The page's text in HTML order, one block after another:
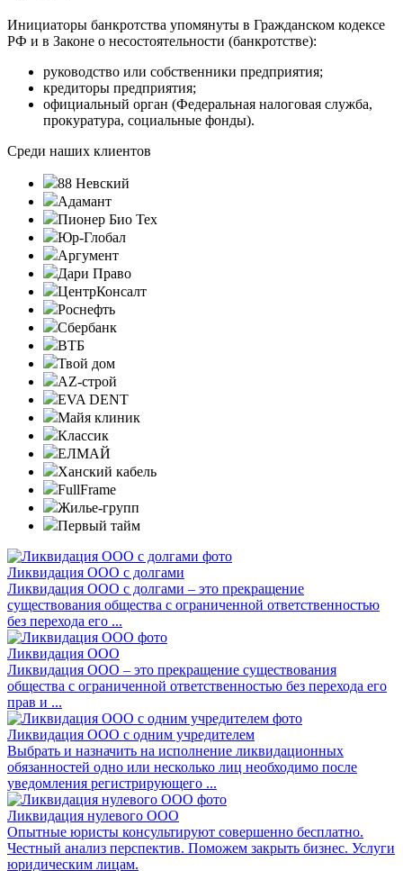
Инициаторы банкротства упомянуты в Гражданском кодексе
РФ и в Законе о несостоятельности (банкротстве):
руководство или собственники предприятия;
кредиторы предприятия;
официальный орган (Федеральная налоговая служба,
прокуратура, социальные фонды).
Среди наших клиентов
88 Невский
Адамант
Пионер Био Тех
Юр-Глобал
Аргумент
Дари Право
ЦентрКонсалт
Роснефть
Сбербанк
ВТБ
Твой дом
AZ-строй
EVA DENT
Майя клиник
Классик
ЕЛМАЙ
Ханский кабель
FullFrame
Жилье-групп
Первый тайм
Ликвидация ООО с долгами
Ликвидация ООО с долгами – это прекращение
существования общества с ограниченной ответственностью
без перехода его ...
Ликвидация ООО
Ликвидация ООО – это прекращение существования
общества с ограниченной ответственностью без перехода его
прав и ...
Ликвидация ООО с одним учредителем
Выбрать и назначить на исполнение ликвидационных
обязанностей одно или несколько лиц необходимо после
уведомления регистрирующего ...
Ликвидация нулевого ООО
Опытные юристы консультируют совершенно бесплатно.
Честный анализ перспектив. Поможем закрыть бизнес. Услуги
юридическим лицам.